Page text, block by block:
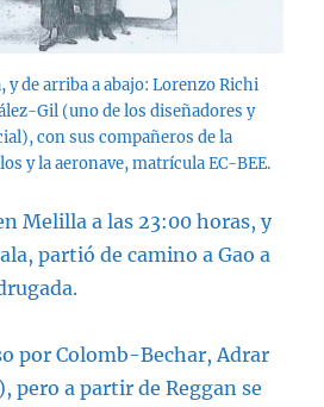
y de arriba a abajo: Lorenzo Richi
Gil (uno de los diseñadores y
con sus compañeros de la
y la aeronave, matrícula EC-BEE.
Melilla a las 23:00 horas, y
partió de camino a Gao a
por Colomb-Bechar, Adrar
pero a partir de Reggan se